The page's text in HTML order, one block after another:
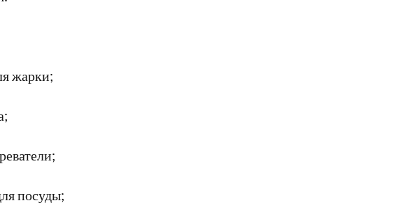
жарки;
посуды;